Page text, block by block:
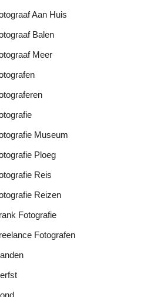
Aan Huis
Balen
Meer
Museum
Ploeg
Reis
Reizen
Fotografie
Fotografen